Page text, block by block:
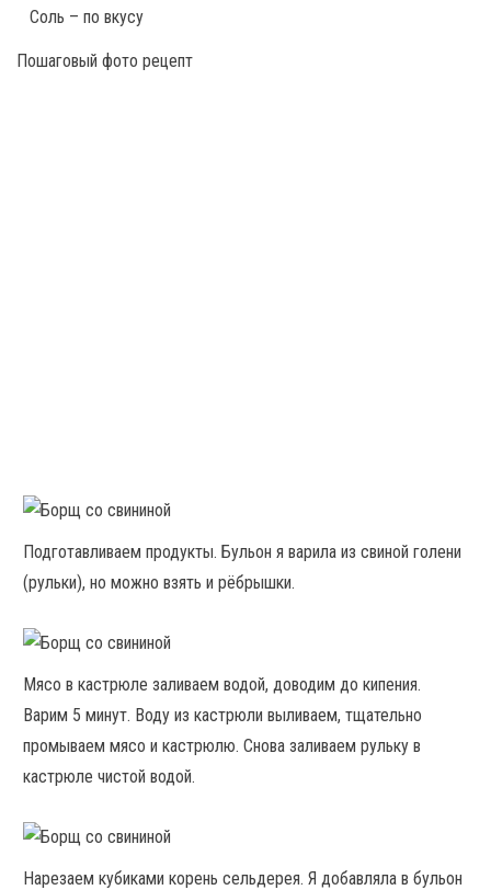
Соль – по вкусу
Пошаговый фото рецепт
Подготавливаем продукты. Бульон я варила из свиной голени
(рульки), но можно взять и рёбрышки.
Мясо в кастрюле заливаем водой, доводим до кипения.
Варим 5 минут. Воду из кастрюли выливаем, тщательно
промываем мясо и кастрюлю. Снова заливаем рульку в
кастрюле чистой водой.
Нарезаем кубиками корень сельдерея. Я добавляла в бульон